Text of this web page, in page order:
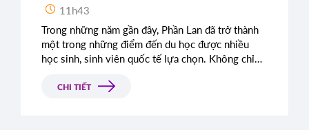
TRIỂN TOÀN CẦU
11h43
Trong những năm gần đây, Phần Lan đã trở thành
một trong những điểm đến du học được nhiều
học sinh, sinh viên quốc tế lựa chọn. Không chỉ
quốc gia Bắc Âu này còn được đánh giá cao nhờ
CHI TIẾT